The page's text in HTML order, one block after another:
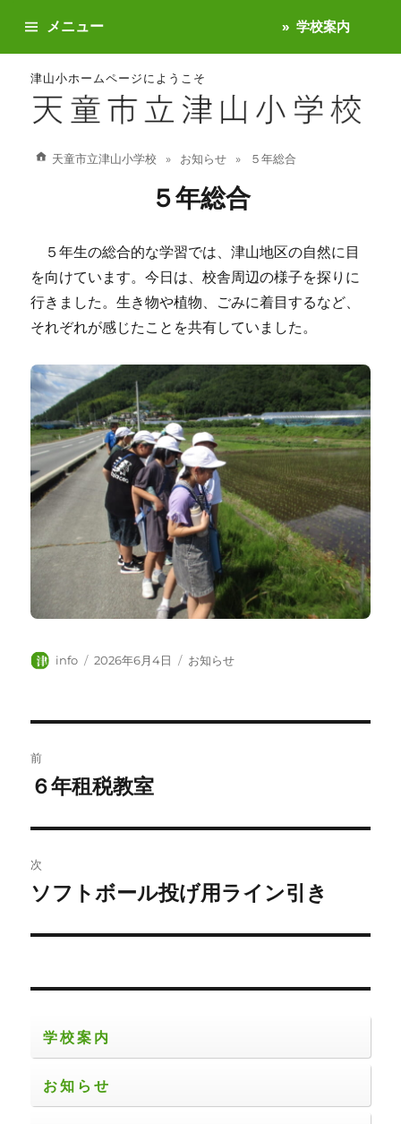
津山小ホームページにようこそ
メニュー 学校案内
天童市立津山小学校 お知らせ ５年総合
５年総合
５年生の総合的な学習では、津山地区の自然に目
を向けています。今日は、校舎周辺の様子を探りに
行きました。生き物や植物、ごみに着目するなど、
それぞれが感じたことを共有していました。
投
info
投
2026年6月4日
カ
お知らせ
稿
ビ
ゲ
ー
ン
前
前
投
稿:
６年租税教室
次
次
投
ソフトボール投げ用ライン引き
学校案内
お知らせ